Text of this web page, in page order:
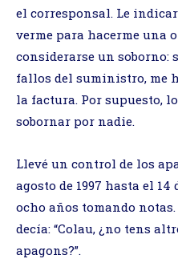
el corresponsal. Le
verme para hacerme una
considerarse un soborno:
fallos del suministro, me
la factura. Por supuesto,
sobornar por nadie.
Llevé un control de los
agosto de 1997 hasta el 14
ocho años tomando
decía: “Colau, ¿no tens
apagons?”.